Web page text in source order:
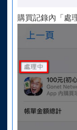
購買記錄內「處